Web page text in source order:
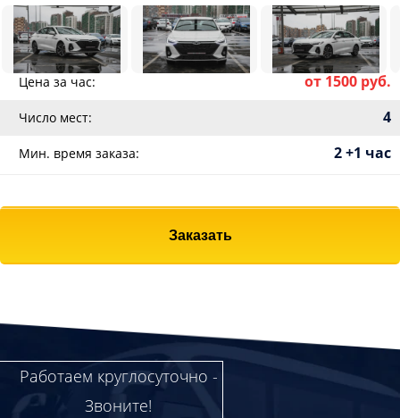
Цена за час: от 1500 руб.
Число мест: 4
Мин. время заказа: 2 +1 час
Заказать
Работаем круглосуточно -
Звоните!